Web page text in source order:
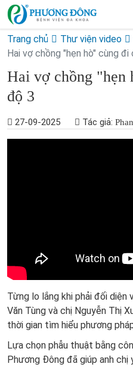
Trang chủ Thư viện video
Hai vợ chồng "hẹn hò" cùng
Hai vợ chồng "hẹn
độ 3
27-09-2025 Tác giả:
Từng lo lắng khi phải đối
Văn Tùng và chị Nguyễn Thị
thời gian tìm hiểu phương
Lựa chọn phẫu thuật bằng
Phương Đông đã giúp anh